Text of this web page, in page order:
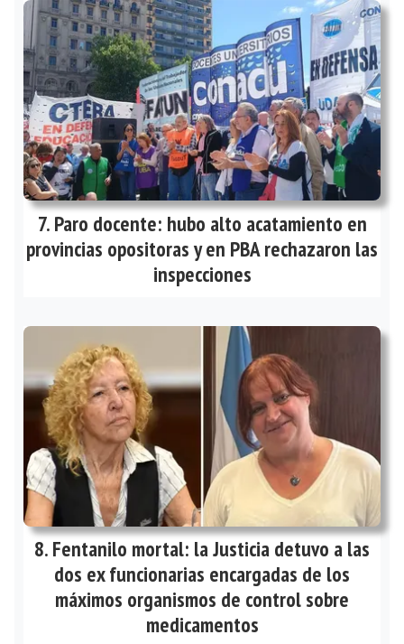
Paro docente: hubo alto acatamiento en
provincias opositoras y en PBA rechazaron las
inspecciones
Fentanilo mortal: la Justicia detuvo a las
dos ex funcionarias encargadas de los
máximos organismos de control sobre
medicamentos